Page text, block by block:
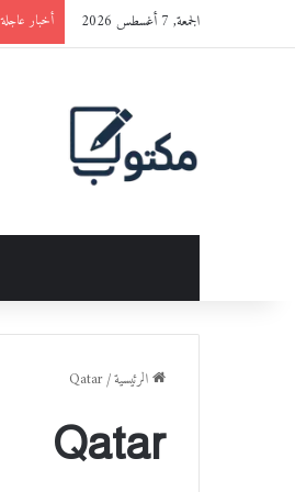
الجمعة, 7 أغسطس 2026 أخبار عاجلة
الرئيسية/
Qatar
Qatar